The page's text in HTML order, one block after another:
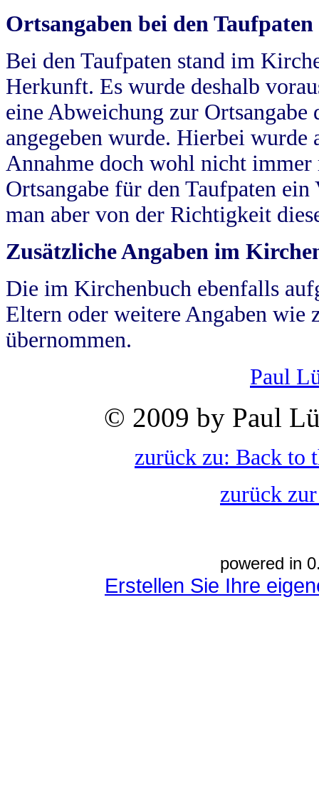
Ortsangaben bei den Taufpaten
Bei den Taufpaten stand im
Herkunft. Es wurde deshalb
eine Abweichung zur
angegeben wurde. Hierbei wurde
Annahme doch wohl nicht
Ortsangabe für den Taufpaten
man aber von der Richtigkeit
Zusätzliche Angaben im
Die im Kirchenbuch ebenfalls
Eltern oder weitere Angaben wie
übernommen.
Paul
© 2009 by Paul
zurück zu: Back to
zurück
powered in
Erstellen Sie Ihre